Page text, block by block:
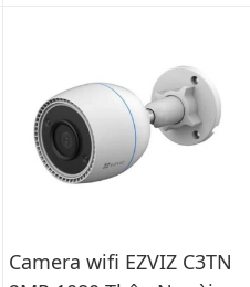
Camera wifi EZVIZ C3TN